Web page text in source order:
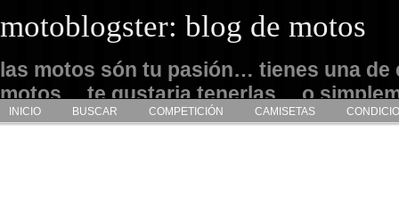
motoblogster: blog de motos
las motos són tu pasión… tienes una de
motos… te gustaria tenerlas… o
admirarlas… este es tu sitio
INICIO BUSCAR COMPETICIÓN CAMISETAS